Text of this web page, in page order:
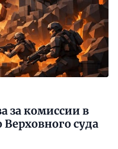
за комиссии в
суда